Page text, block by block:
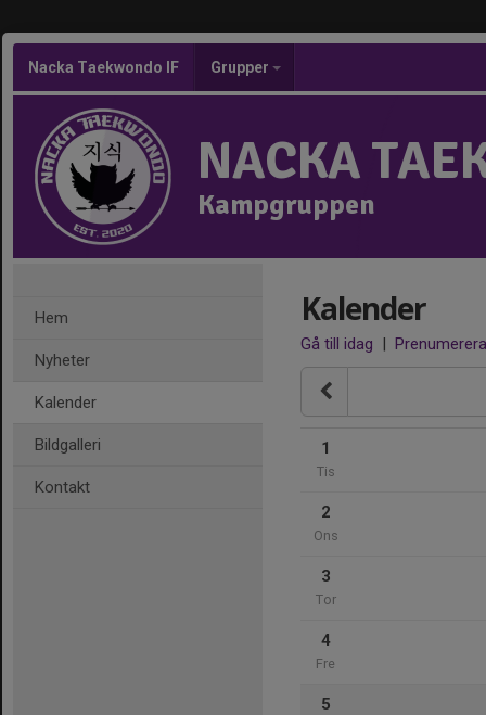
Nacka Taekwondo IF Grupper
NACKA
Kampgruppen
Hem
Nyheter
Kalender
Bildgalleri
Kontakt
Kalender
Gå till idag | Prenumerera
1
Tis
2
Ons
3
Tor
4
Fre
5